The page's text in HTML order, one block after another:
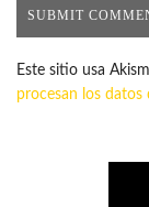
Este sitio usa
procesan los datos